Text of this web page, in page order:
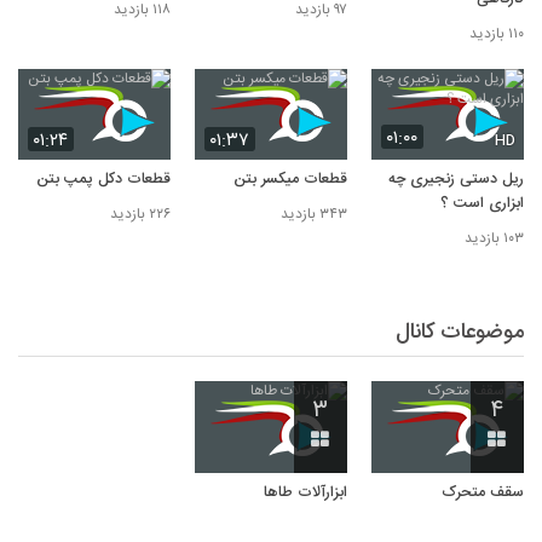
۱۱۰ بازدید
۹۷ بازدید ۱۱۸ بازدید
۰۱:۰۰ HD
ریل دستی زنجیری چه
ابزاری است ؟
۱۰۳ بازدید
۰۱:۳۷
قطعات میکسر بتن
۳۴۳ بازدید
۰۱:۲۴
قطعات دکل پمپ بتن
۲۲۶ بازدید
موضوعات کانال
۴
سقف متحرک
۳
ابزارآلات طاها